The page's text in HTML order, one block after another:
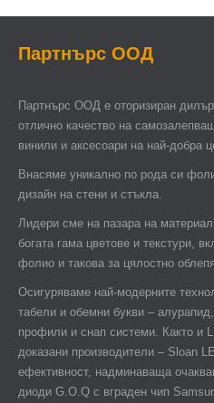
Партнърс ООД
Партнърс ООД e оторизиран
отлично качество на
винили и аксесоари на най-добра
Внасяме уникално по рода си
дизайн на стени и стъкла.
Лидери сме на пазара на
богата гама цветове и текстури,
фолио и такова за цялостно
Осигуряваме най-модерните
табели и обемни букви –
профили и снап системи. Както и
доказани производители – Sloan
ефективност, надминаваща
диоди G.O.Q с вграден чип